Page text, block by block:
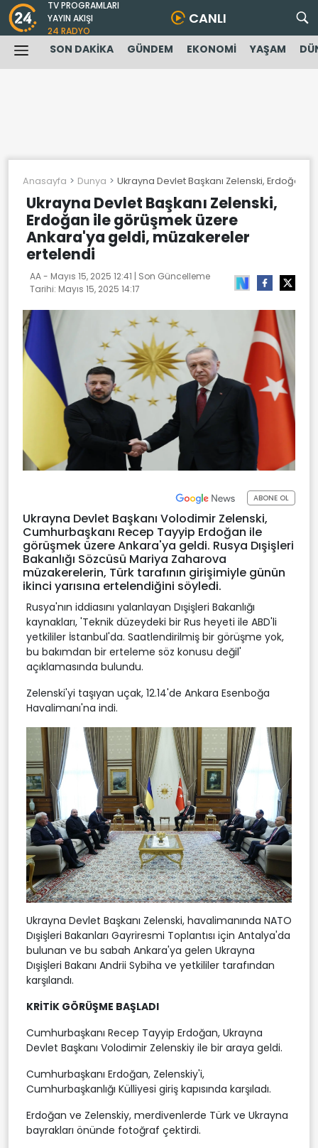
TV PROGRAMLARI
YAYIN AKIŞI
24 RADYO
CANLI
SON DAKİKA GÜNDEM EKONOMİ YAŞAM
Anasayfa Dunya Ukrayna Devlet Başkanı Zelenski,
Ukrayna Devlet Başkanı Zelenski,
Erdoğan ile görüşmek üzere
Ankara'ya geldi, müzakereler
ertelendi
AA - Mayıs 15, 2025 12:41 | Son Güncelleme
Tarihi: Mayıs 15, 2025 14:17
ABONE OL
Ukrayna Devlet Başkanı Volodimir Zelenski,
Cumhurbaşkanı Recep Tayyip Erdoğan ile
görüşmek üzere Ankara'ya geldi. Rusya Dışişleri
Bakanlığı Sözcüsü Mariya Zaharova
müzakerelerin, Türk tarafının girişimiyle günün
ikinci yarısına ertelendiğini söyledi.
Rusya'nın iddiasını yalanlayan Dışişleri Bakanlığı
kaynakları, 'Teknik düzeydeki bir Rus heyeti ile ABD'li
yetkililer İstanbul'da. Saatlendirilmiş bir görüşme yok,
bu bakımdan bir erteleme söz konusu değil'
açıklamasında bulundu.
Zelenski'yi taşıyan uçak, 12.14'de Ankara Esenboğa
Havalimanı'na indi.
Ukrayna Devlet Başkanı Zelenski, havalimanında NATO
Dışişleri Bakanları Gayriresmi Toplantısı için Antalya'da
bulunan ve bu sabah Ankara'ya gelen Ukrayna
Dışişleri Bakanı Andrii Sybiha ve yetkililer tarafından
karşılandı.
KRİTİK GÖRÜŞME BAŞLADI
Cumhurbaşkanı Recep Tayyip Erdoğan, Ukrayna
Devlet Başkanı Volodimir Zelenskiy ile bir araya geldi.
Cumhurbaşkanı Erdoğan, Zelenskiy'i,
Cumhurbaşkanlığı Külliyesi giriş kapısında karşıladı.
Erdoğan ve Zelenskiy, merdivenlerde Türk ve Ukrayna
bayrakları önünde fotoğraf çektirdi.